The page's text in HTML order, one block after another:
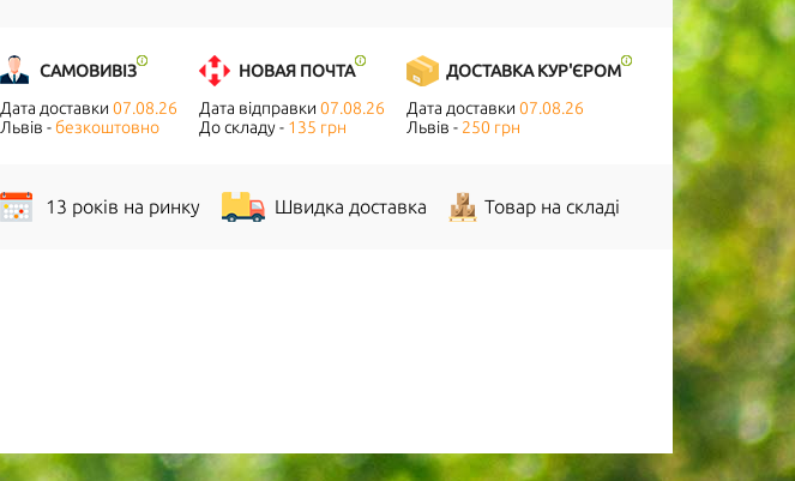
САМОВИВІЗ
Дата доставки 07.08.26
Львів -безкоштовно
НОВАЯ ПОЧТА
Дата відправки 07.08.26
До складу - 135 грн
ДОСТАВКА КУР'ЄРОМ
Дата доставки 07.08.26
Львів - 250 грн
13 років на ринку Швидка доставка Товар на складі